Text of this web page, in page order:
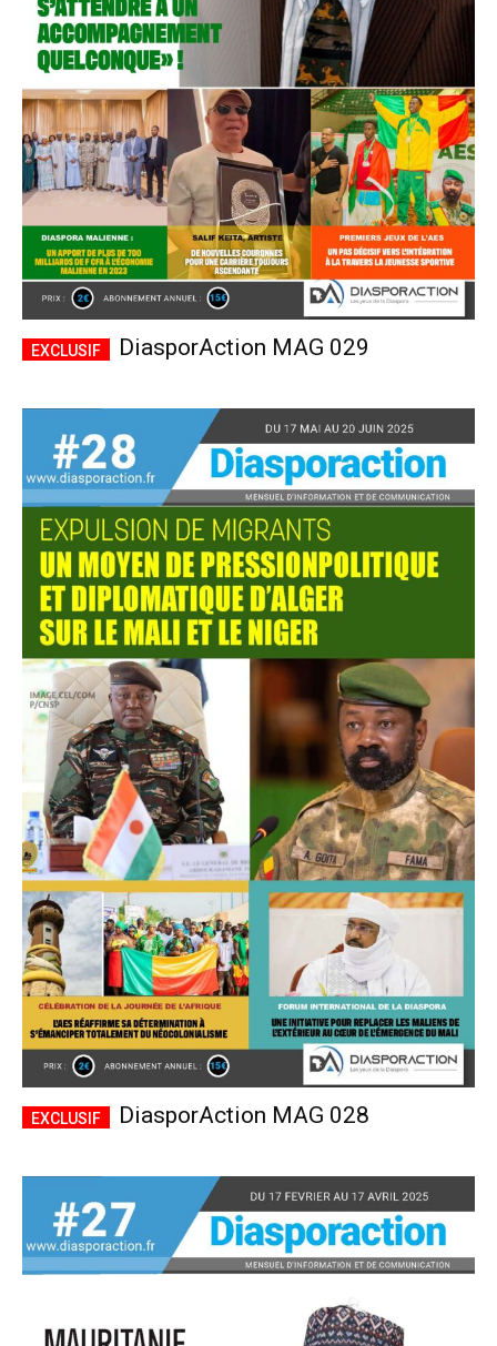
DiasporAction MAG 029
DiasporAction MAG 028